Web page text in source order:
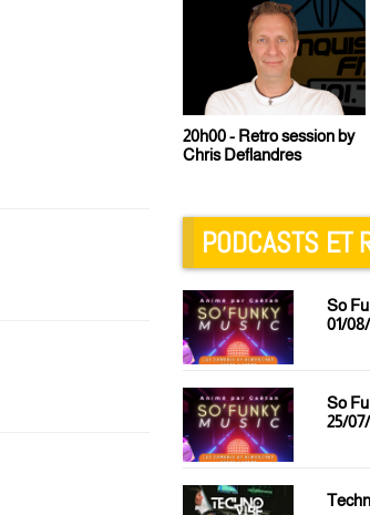
20h00 - Retro session by
Chris Deflandres
PODCASTS ET
So
01/
So
25/